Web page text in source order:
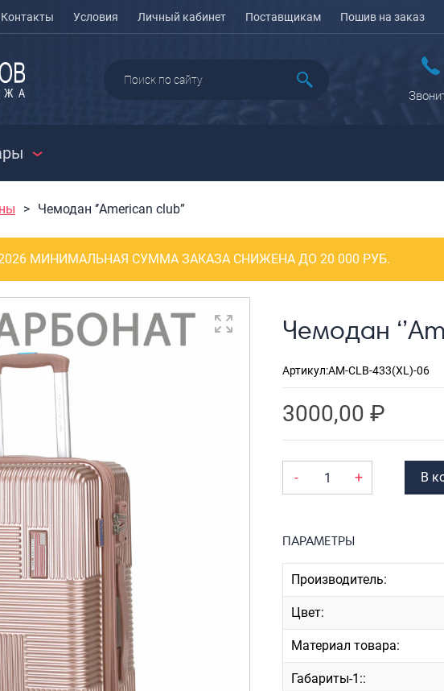
Контакты Условия Личный кабинет Поставщикам Пошив на заказ
для
СУМКИ
Сумки колесные
Сумки спортивные
Сумки деловые
Сумки поясные
Сумки пляжные
Сумки для ноутбуков
Сумки-тележки
хозяйственные
Сумки-рюкзаки на
колёсах
Сумки детские
Рюкзаки городские
Рюкзаки
подростковые
Ранцы школьные
Рюкзаки для охоты-
Кейсы
Чемодан ‘’American club”
МИНИМАЛЬНАЯ СУММА ЗАКАЗА СНИЖЕНА ДО 20 000 РУБ.
Чемодан
Артикул:AM-CLB-433(XL)-06
3000,00 ₽
- + В
ПАРАМЕТРЫ
Производитель:
Цвет:
Материал товара:
Габариты-1::